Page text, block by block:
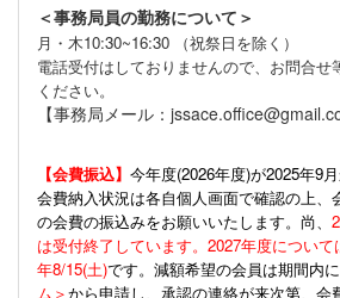
＜事務局員の勤務について＞
月・木10:30~16:30 （祝祭日を除く）
電話受付はしておりませんので、お問合せ
ください。
【事務局メール：
【会費振込】 今年度(2026年度)が2025年9
会費納入状況は各自個人画面で確認の上、
の会費の振込みをお願いいたします。尚、
は受付終了しています。2027年度につい
年8/15(土)です。減額希望の会員は期間内に
ム＞から申請し、承認の連絡が来次第、会